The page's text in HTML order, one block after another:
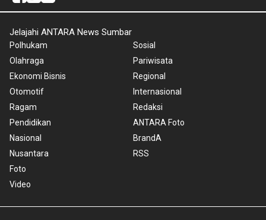
Jelajahi ANTARA News Sumbar
Polhukam
Olahraga
Ekonomi Bisnis
Otomotif
Ragam
Pendidikan
Nasional
Nusantara
Foto
Video
Sosial
Pariwisata
Regional
Internasional
Redaksi
ANTARA Foto
BrandA
RSS